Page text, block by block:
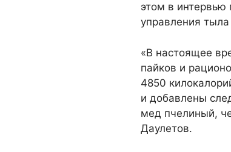
этом в интервью
управления
«В настоящее
пайков и
4850
и добавлены
мед пчелиный,
Даулетов.